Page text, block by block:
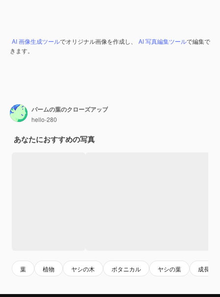
AI 画像生成ツールでオリジナル画像を作成し、 AI 写真編集ツールで編集で
きます。
パームの葉のクローズアップ
hello-280
あなたにおすすめの写真
葉 植物 ヤシの木 ボタニカル ヤシの葉 成長